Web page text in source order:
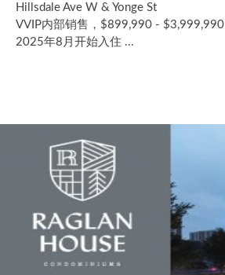
列治文山楼花项目
旺市楼花项目
新移民指南
留学生指南
实用链接
加拿大房地产网站
Hillsdale Ave W & Yonge St
VVIP内部销售，$899,990 - $3,999,990
2025年8月开始入住 ...